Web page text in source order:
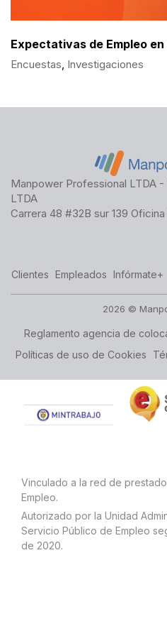
Expectativas de Empleo
Encuestas, Investigaciones
Manpower Professional LTDA
LTDA
Carrera 48 #32B sur 139
Clientes Empleados Infórmate+
2026 ©
Reglamento agencia de
Políticas de uso de Cookies
Vinculado a la red de
Empleo.
Autorizado por la Unidad
Servicio Público de Empleo
de 2020.